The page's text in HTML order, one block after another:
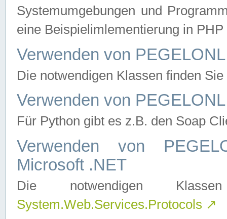
Systemumgebungen und
eine Beispielimlementierung in
Verwenden von
Die notwendigen Klassen finden
Verwenden von
Für Python gibt es z.B. den Soap
Verwenden von
Microsoft .NET
Die notwendigen
System.Web.Services.Protocols ↗